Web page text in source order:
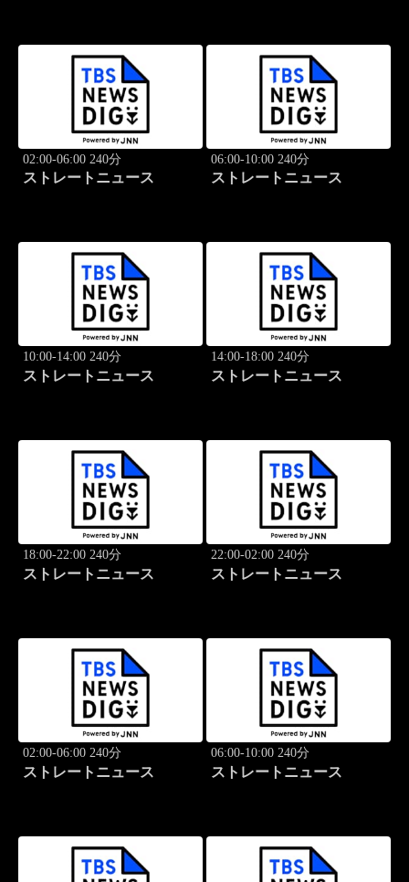
02:00-06:00 240分
ストレートニュース
06:00-10:00 240分
ストレートニュース
10:00-14:00 240分
ストレートニュース
14:00-18:00 240分
ストレートニュース
18:00-22:00 240分
ストレートニュース
22:00-02:00 240分
ストレートニュース
02:00-06:00 240分
ストレートニュース
06:00-10:00 240分
ストレートニュース